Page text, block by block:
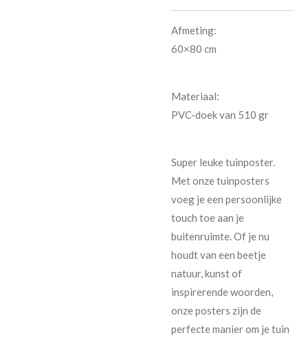
Afmeting:
60×80 cm
Materiaal:
PVC-doek van 510 gr
Super leuke tuinposter.
Met onze tuinposters
voeg je een persoonlijke
touch toe aan je
buitenruimte. Of je nu
houdt van een beetje
natuur, kunst of
inspirerende woorden,
onze posters zijn de
perfecte manier om je tuin